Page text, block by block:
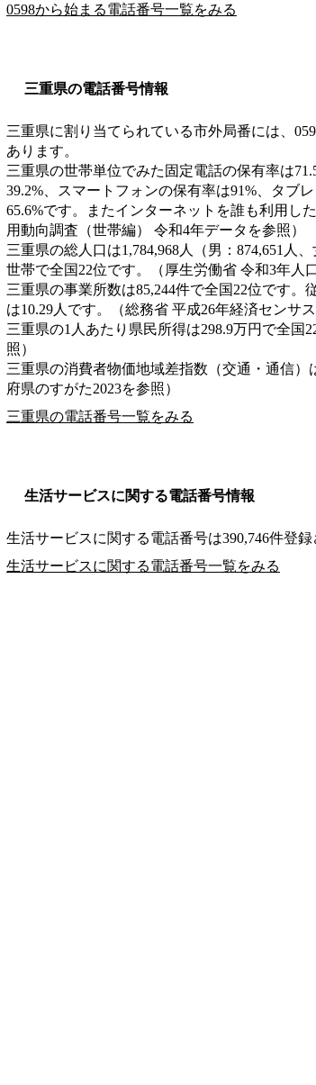
0598から始まる電話番号一覧をみる
三重県の電話番号情報
三重県に割り当てられている市外局番には、
あります。
三重県の世帯単位でみた固定電話の保有率は
39.2%、スマートフォンの保有率は91%、タブ
65.6%です。またインターネットを誰も利用し
用動向調査（世帯編） 令和4年データを参照）
三重県の総人口は1,784,968人（男：874,651人
世帯で全国22位です。（厚生労働省 令和3年人
三重県の事業所数は85,244件で全国22位です。
は10.29人です。（総務省 平成26年経済センサス
三重県の1人あたり県民所得は298.9万円で全国
照）
三重県の消費者物価地域差指数（交通・通信）
府県のすがた2023を参照）
三重県の電話番号一覧をみる
生活サービスに関する電話番号情報
生活サービスに関する電話番号は390,746件登録
生活サービスに関する電話番号一覧をみる